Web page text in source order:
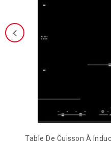
Table De Cuisson À